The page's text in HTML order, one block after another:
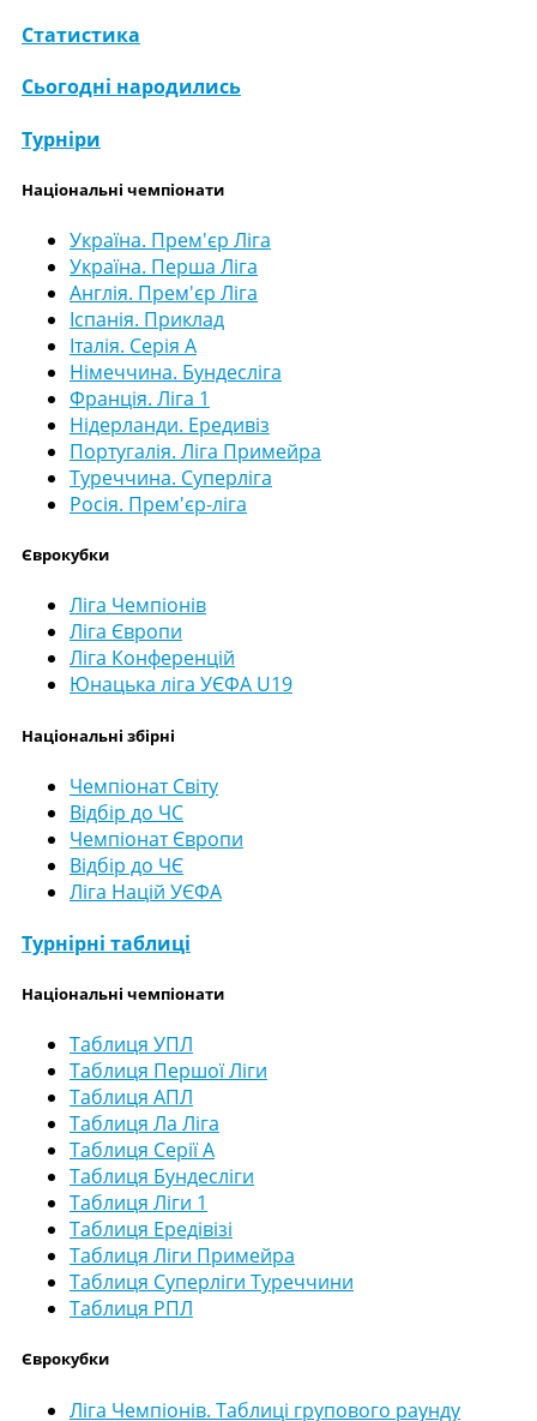
Статистика
Сьогодні народились
Турніри
Національні чемпіонати
Україна. Прем'єр Ліга
Україна. Перша Ліга
Англія. Прем'єр Ліга
Іспанія. Приклад
Італія. Серія А
Німеччина. Бундесліга
Франція. Ліга 1
Нідерланди. Ередивіз
Португалія. Ліга Примейра
Туреччина. Суперліга
Росія. Прем'єр-ліга
Єврокубки
Ліга Чемпіонів
Ліга Європи
Ліга Конференцій
Юнацька ліга УЄФА U19
Національні збірні
Чемпіонат Світу
Відбір до ЧС
Чемпіонат Європи
Відбір до ЧЄ
Ліга Націй УЄФА
Турнірні таблиці
Національні чемпіонати
Таблиця УПЛ
Таблиця Першої Ліги
Таблиця АПЛ
Таблиця Ла Ліга
Таблиця Серії А
Таблиця Бундесліги
Таблиця Ліги 1
Таблиця Ередівізі
Таблиця Ліги Примейра
Таблиця Суперліги Туреччини
Таблиця РПЛ
Єврокубки
Ліга Чемпіонів. Таблиці групового раунду